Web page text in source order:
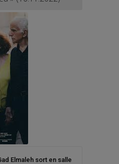
Elmaleh sort en salle